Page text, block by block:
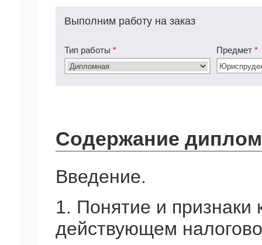
Выполним работу на заказ
Тип работы * Предмет *
Содержание
Введение.
1. Понятие и признаки
действующем